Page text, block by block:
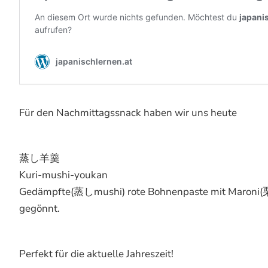
Für den Nachmittagssnack haben wir uns heute
蒸し羊羹
Kuri-mushi-youkan
Gedämpfte(蒸しmushi) rote Bohnenpaste mit Maroni(
gegönnt.
Perfekt für die aktuelle Jahreszeit!